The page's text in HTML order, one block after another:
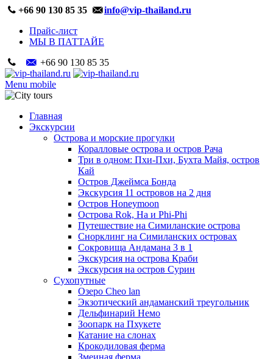
+66 90 130 85 35
info@vip-thailand.ru
Прайс-лист
МЫ В ПАТТАЙЕ
+66 90 130 85 35
Menu mobile
Главная
Экскурсии
Острова и морские прогулки
Коралловые острова и остров Рача
Три в одном: Пхи-Пхи, Бухта Майя, остров
Кай
Остров Джеймса Бонда
Экскурсия 11 островов на 2 дня
Остров Honeymoon
Острова Rok, Ha и Phi-Phi
Путешествие на Симиланские острова
Снорклинг на Симиланских островах
Сокровища Андамана 3 в 1
Экскурсия на острова Краби
Экскурсия на остров Сурин
Сухопутные
Озеро Cheo lan
Экзотический андаманский треугольник
Дельфинарий Немо
Зоопарк на Пхукете
Катание на слонах
Крокодиловая ферма
Змеиная ферма